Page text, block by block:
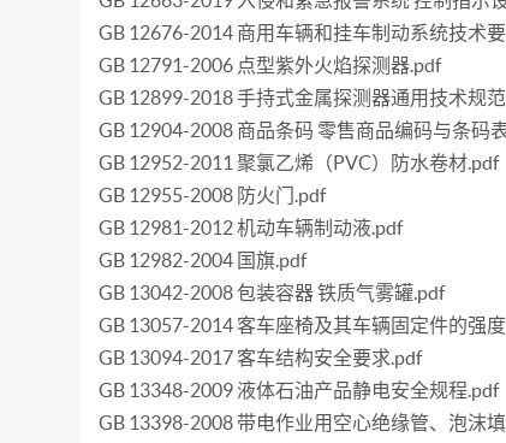
GB 12676-2014 商用车辆和挂车制动系统技术
GB 12791-2006 点型紫外火焰探测器.pdf
GB 12899-2018 手持式金属探测器通用技术规
GB 12904-2008 商品条码 零售商品编码与条码
GB 12952-2011 聚氯乙烯（PVC）防水卷材.pdf
GB 12955-2008 防火门.pdf
GB 12981-2012 机动车辆制动液.pdf
GB 12982-2004 国旗.pdf
GB 13042-2008 包装容器 铁质气雾罐.pdf
GB 13057-2014 客车座椅及其车辆固定件的强
GB 13094-2017 客车结构安全要求.pdf
GB 13348-2009 液体石油产品静电安全规程.pdf
GB 13398-2008 带电作业用空心绝缘管、泡沫